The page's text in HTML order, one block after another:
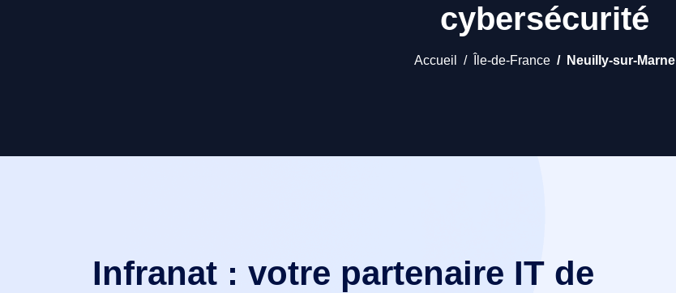
cybersécurité
Accueil Île-de-France Neuilly-sur-Marne
Infranat : votre partenaire IT de